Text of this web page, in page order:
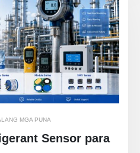
MGA PUNA
Sensor para